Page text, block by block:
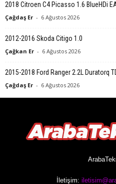
2018 Citroen C4 Picasso 1.6 BlueHDi
Çağdaş Er - 6 Ağustos 2026
2012-2016 Skoda Citigo 1.0
Çağkan Er - 6 Ağustos 2026
2015-2018 Ford Ranger 2.2L Duratorq
Çağdaş Er - 6 Ağustos 2026
İletişim: